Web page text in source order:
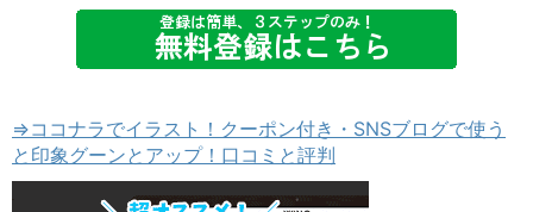
⇒ココナラでイラスト！クーポン付き・SNSブログで使う
と印象グーンとアップ！口コミと評判